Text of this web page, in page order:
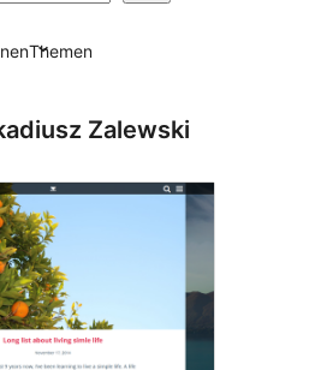
Themen
Zalewski